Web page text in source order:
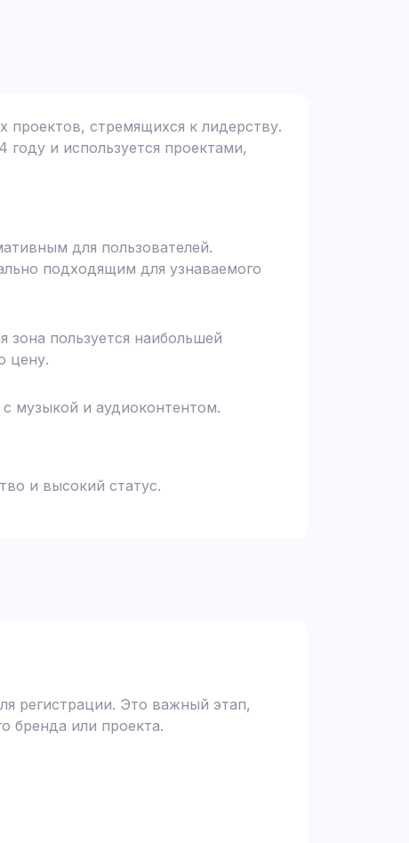
проектов, стремящихся к лидерству.
и используется проектами,
для пользователей.
подходящим для узнаваемого
зона пользуется наибольшей
цену.
музыкой и аудиоконтентом.
и высокий статус.
регистрации. Это важный этап,
бренда или проекта.